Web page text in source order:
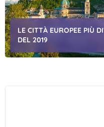
LE CITTÀ EUROPEE PIÙ
DEL 2019